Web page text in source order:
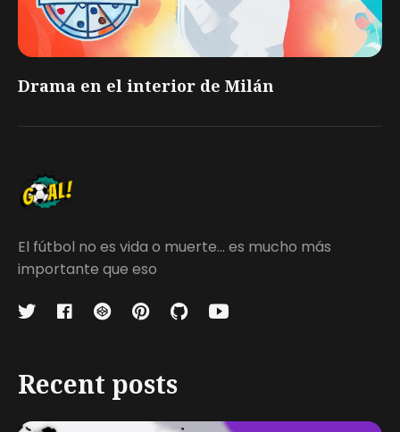
Drama en el interior de Milán
El fútbol no es vida o muerte... es mucho más
importante que eso
Recent posts